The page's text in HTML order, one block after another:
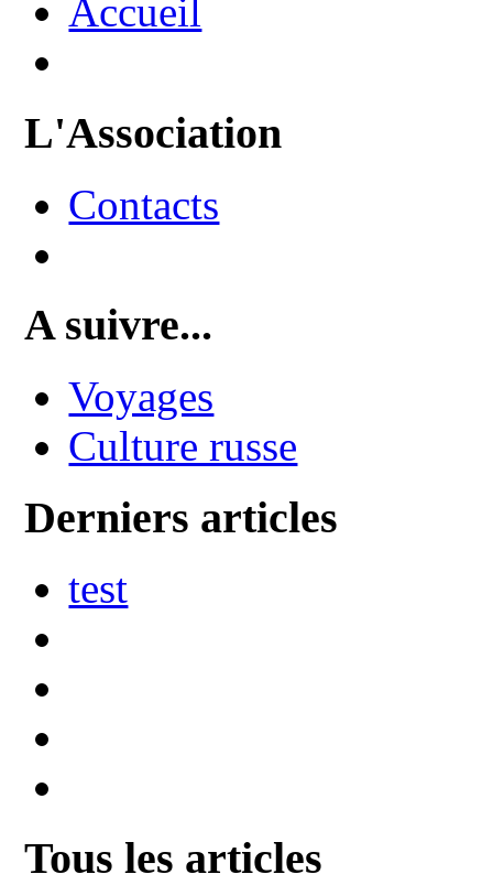
Accueil
L'Association
Contacts
A suivre...
Voyages
Culture russe
Derniers articles
test
Tous les articles